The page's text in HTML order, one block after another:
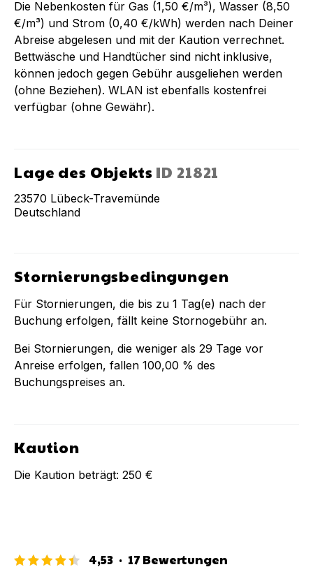
Die Nebenkosten für Gas (1,50 €/m³), Wasser (8,50
€/m³) und Strom (0,40 €/kWh) werden nach Deiner
Abreise abgelesen und mit der Kaution verrechnet.
Bettwäsche und Handtücher sind nicht inklusive,
können jedoch gegen Gebühr ausgeliehen werden
(ohne Beziehen). WLAN ist ebenfalls kostenfrei
verfügbar (ohne Gewähr).
Lage des Objekts ID 21821
23570 Lübeck-Travemünde
Deutschland
Stornierungsbedingungen
Für Stornierungen, die bis zu 1 Tag(e) nach der
Buchung erfolgen, fällt keine Stornogebühr an.
Bei Stornierungen, die weniger als 29 Tage vor
Anreise erfolgen, fallen 100,00 % des
Buchungspreises an.
Kaution
Die Kaution beträgt: 250 €
4,53 · 17 Bewertungen